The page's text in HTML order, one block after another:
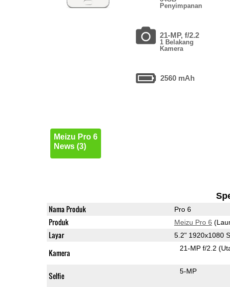
Penyimpanan
21-MP, f/2.2
1 Belakang
Kamera
2560 mAh
Meizu Pro 6
News (3)
Nama Produk Pro 6
Produk Meizu Pro 6
Layar 5.2" 1920x1080
Kamera 21-MP f/2.2
Selfie 5-MP